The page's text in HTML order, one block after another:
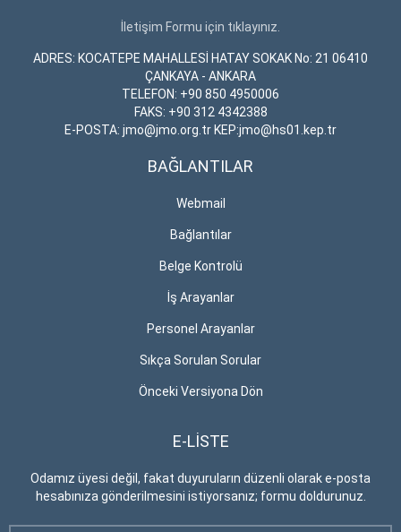
İletişim Formu için tıklayınız.
ADRES: KOCATEPE MAHALLESİ HATAY SOKAK No: 21 06410
ÇANKAYA - ANKARA
TELEFON: +90 850 4950006
FAKS: +90 312 4342388
E-POSTA: jmo@jmo.org.tr KEP:jmo@hs01.kep.tr
BAĞLANTILAR
Webmail
Bağlantılar
Belge Kontrolü
İş Arayanlar
Personel Arayanlar
Sıkça Sorulan Sorular
Önceki Versiyona Dön
E-LİSTE
Odamız üyesi değil, fakat duyuruların düzenli olarak e-posta
hesabınıza gönderilmesini istiyorsanız; formu doldurunuz.